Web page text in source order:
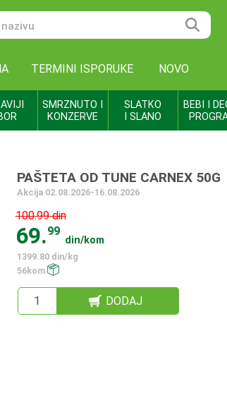
TERMINI ISPORUKE NOVO
SMRZNUTO I
KONZERVE
SLATKO
I SLANO
BEBI I
PAŠTETA OD TUNE CARNEX 50G
Akcija 02.08.2026-16.08.2026
100.99 din
69.99
din/kom
1399.80 din/kg
56kom
DODAJ